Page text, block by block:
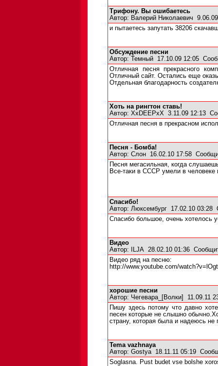
Трифону. Вы ошибаетесь
Автор: Валерий Николаевич
и пытаетесь запутать 38206
Обсуждение песни
Автор:
Темный 17.10.09 12:05
Отличная песня прекрасного
Отличный сайт. Остались еще
Отдельная благодарность
Хоть на рингтон ставь!
Автор: XxDEEPxX 3.11.09 12:13
Отличная песня в прекрасном
Песня - Бомба!
Автор: Слон 16.02.10 17:58
Песня мегасильная, когда
Все-таки в СССР умели в человеке
Спасибо!
Автор: Люксембург 17.02.10 03:28
Спасибо большое, очень хотелось
Видео
Автор:
ILJA 28.02.10 01:36
Видео ряд на песню:
http://www.youtube.com/
хорошие песни
Автор: Чегевара_[Волки]
11.09.11
Пишу здесь потому что давно
песен которые не слышно
страну, которая была и надеюсь не
Tema vazhnaya
Автор: Gostya18.11.11 05:19
Soglasna. Pust budet vse bolshe